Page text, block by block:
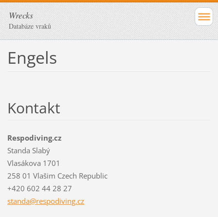
Wrecks
Databáze vraků
Engels
Kontakt
Respodiving.cz
Standa Slabý
Vlasákova 1701
258 01 Vlašim Czech Republic
+420 602 44 28 27
standa@respodiving.cz